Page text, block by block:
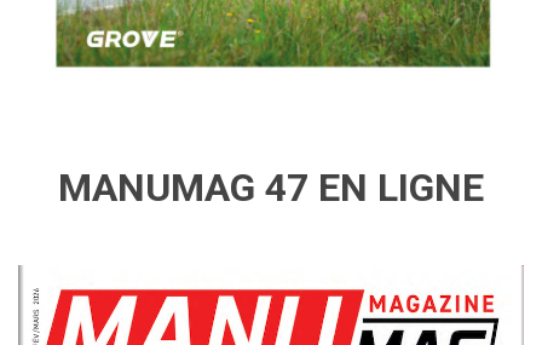
MANUMAG 47 EN LIGNE